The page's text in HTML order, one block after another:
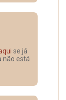
se já
não está